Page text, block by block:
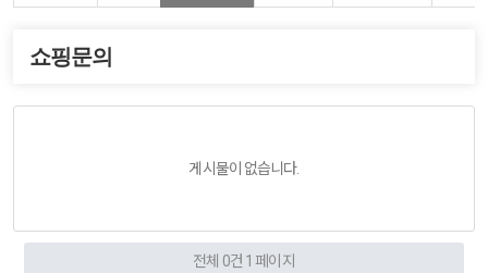
쇼핑문의
게시물이 없습니다.
전체 0건 1 페이지